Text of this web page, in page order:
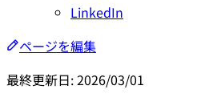
LinkedIn
ページを編集
最終更新日:2026/03/01